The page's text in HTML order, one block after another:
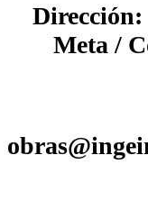
Dirección:
Meta /